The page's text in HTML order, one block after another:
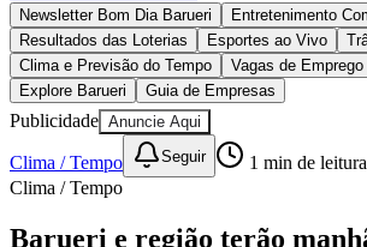
Sport